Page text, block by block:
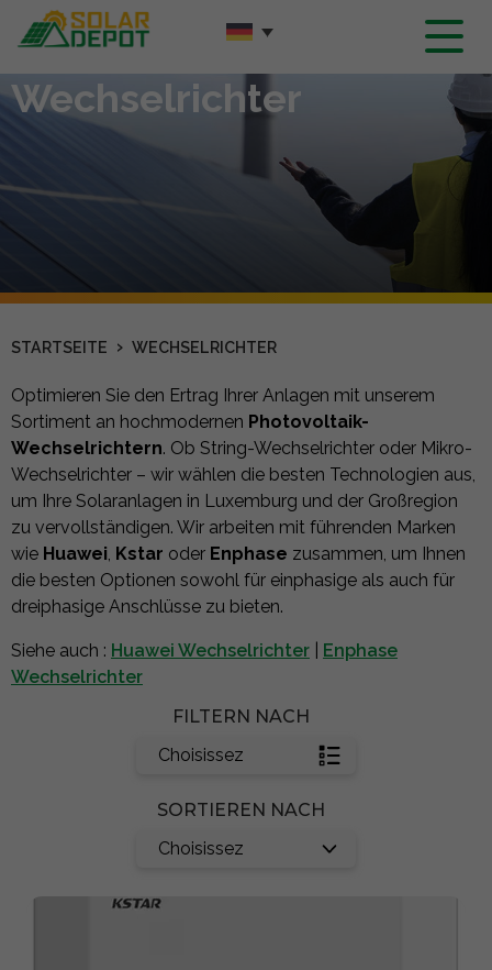
Hauptinhalt
Wechselrichter
STARTSEITE › WECHSELRICHTER
Optimieren Sie den Ertrag Ihrer Anlagen mit unserem
Sortiment an hochmodernen Photovoltaik-
Wechselrichtern. Ob String-Wechselrichter oder Mikro-
Wechselrichter – wir wählen die besten Technologien aus,
um Ihre Solaranlagen in Luxemburg und der Großregion
zu vervollständigen. Wir arbeiten mit führenden Marken
wie Huawei, Kstar oder Enphase zusammen, um Ihnen
die besten Optionen sowohl für einphasige als auch für
dreiphasige Anschlüsse zu bieten.
Siehe auch : Huawei Wechselrichter
Enphase
Wechselrichter
FILTERN NACH
Choisissez
SORTIEREN NACH